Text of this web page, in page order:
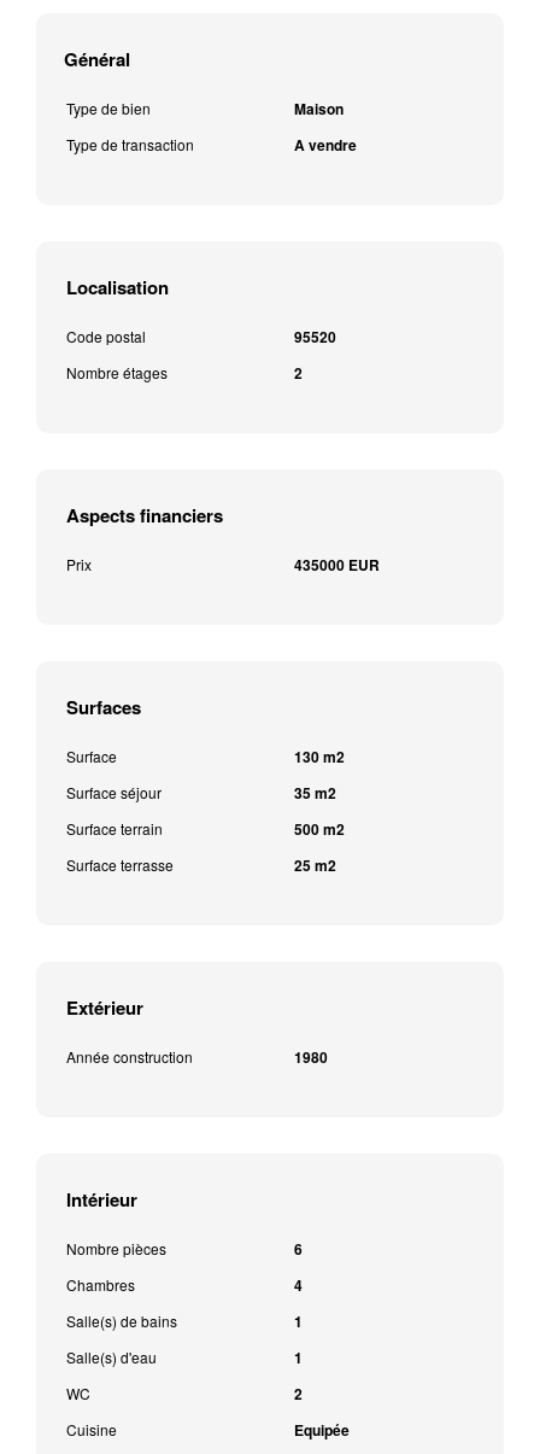
Général
Type de bien Maison
Type de transaction A vendre
Localisation
Code postal 95520
Nombre étages 2
Aspects financiers
Prix 435000 EUR
Surfaces
Surface 130 m2
Surface séjour 35 m2
Surface terrain 500 m2
Surface terrasse 25 m2
Extérieur
Année construction 1980
Intérieur
Nombre pièces 6
Chambres 4
Salle(s) de bains 1
Salle(s) d'eau 1
WC 2
Cuisine Equipée